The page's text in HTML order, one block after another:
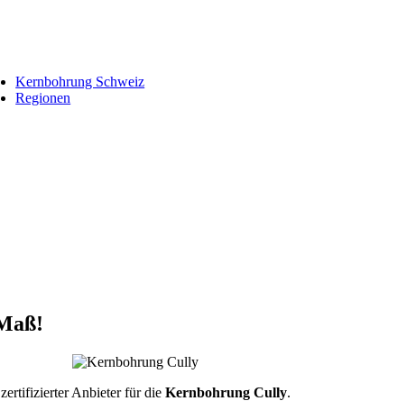
Kernbohrung Schweiz
Regionen
Anbieter für die Kernbohrung Cully.